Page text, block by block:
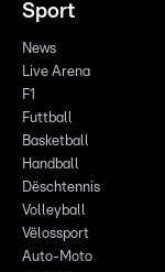
Sport
News
Live Arena
F1
Futtball
Basketball
Handball
Dëschtennis
Volleyball
Vëlossport
Auto-Moto